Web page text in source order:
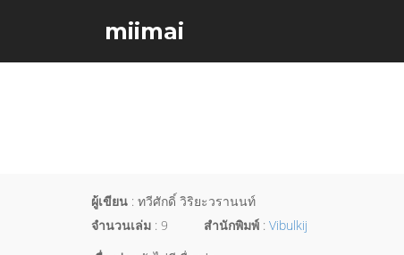
miimai
ผู้เขียน : ทวีศักดิ์ วิริยะวรานนท์
จำนวนเล่ม : 9 สำนักพิมพ์ : Vibulkij